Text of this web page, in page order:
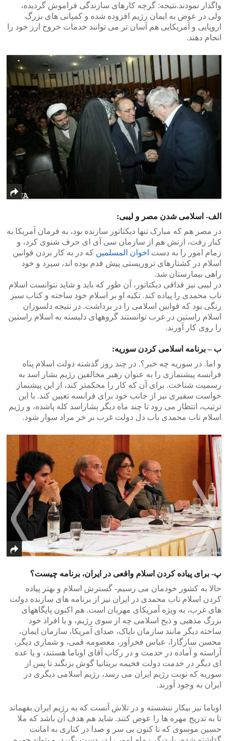
واگذار نمودند.نتیجه: گرچه کارهای سازندگی فراموش گردیده،
ولی در عوض به ایمان رژیم افزوده شده و کمپانی های بزرگ
اروپایی و آمریکایی هم آسان تر می توانند خدمات خروج ارز خود را
انجام دهند.
الف- اسلامی شدن مصر و لیبی:
در مصر هم که مبارک تنها دیکتاتور سازنده بود، به فرمان آمریکا به
کنار رفت، ارتش هم از سازمان سی آی ای حرف شنوی کرد، و
زمام امور را به دست اخوان المسلمین که در به کار بردن قوانین
اسلام در کشتارهای تروریستی پیش قدم بوده اند، سپرد و خود
راهی بیمارستان شد.
در لیبی نیز قذافی دیکتاتور، آن طور که باید و شاید نتوانست اسلام
ناب محمدی را پیاده کند. تکیه او بر اسلام خود ساخته و کتاب سبز
رنگی بود که قوانین اسلامی را در برداشت. در نتیجه دلسوزان
اسلام راستین در غرب توانستند گروههای دلبسته به اسلام راستین
را روی کار آورند.
ب – برنامه اسلامی کردن سوریه:
و اما. در سوریه چه خبر؟. در چند روز گذشته دولت اسلام پناه
فرانسه پیشنمازی را به عنوان رهبر مخالفین رژیم بشار اسد به
رسمیت شناخت. برای آن که کار را محکمتر کند، از این پیشنماز
خواست سفیری نیز از جانب خود برای فرانسه تعیین کند. با این
ترتیب، انتظار می رود تا چند ماه دیگر بشاراسد کله پاشده، و رژیم
اسلام ناب محمدی باب دل دولت غرب بر خر مراد سوار شود.
پ- برای پیاده کردن اسلام واقعی در ایران، برنامه چیست؟
حالا به کشور خودمان می رسیم- گسترش اسلام و بهتر پیاده
کردن اسلام ناب محمدی در ایران نیز از برنامه های سازنده دولت
های غرب، به ویژه آمریکای مهربان است. هم اکنون پایگاههای
بزرگ مذهبی و ذبح اسلامی چه از سوی رژیم، و یا افراد خود
ساخته دیگر مانند سازمان نایاک، صدای آمریکا، سازمان ایمان،
محسن سازگارا، عباس فخرآور، معصومه قمی، و شماری دیگر،
آراسته و آماده در خدمت و در رکاب آقای اوباما هستند، و یا عده
ای دیگر در خدمت دولت فخیمه بریتانیا گوش بزنگند تا پس از
سوریه که نوبت رژیم ایران می رسد، رژیم اسلامی دیگری در
ایران به وجود آورند.
اوباما نیز بیکار ننشسته و در تلاش آنست که به رژیم ایران بفهماند
تا به تدریج مهره ها را عوض کنند. شاید هم هدف آن باشد که ملا
حسین موسوی که تا کنون بی سر و صدا در کناری به امانت
<